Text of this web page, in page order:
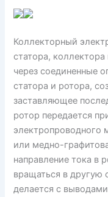
Коллекторный
статора,
через соединенные
статора и ротора,
заставляющее
ротор передается
электропроводного
или медно-
направление тока в
вращаться в другую
делается с